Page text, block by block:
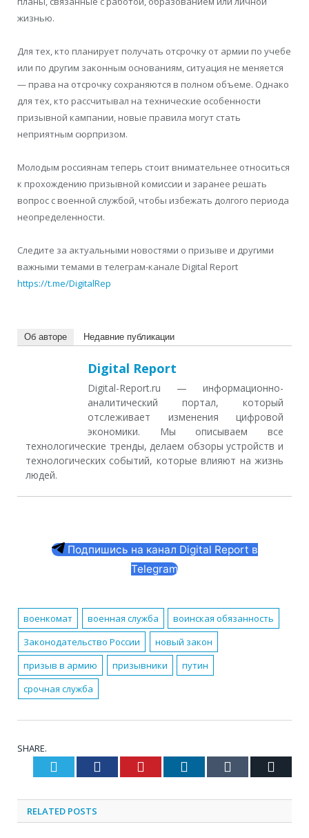
жизнью.
Для тех, кто планирует получать отсрочку от армии по учебе
или по другим законным основаниям, ситуация не меняется
— права на отсрочку сохраняются в полном объеме. Однако
для тех, кто рассчитывал на технические особенности
призывной кампании, новые правила могут стать
неприятным сюрпризом.
Молодым россиянам теперь стоит внимательнее относиться
к прохождению призывной комиссии и заранее решать
вопрос с военной службой, чтобы избежать долгого периода
неопределенности.
Следите за актуальными новостями о призыве и другими
важными темами в телеграм-канале Digital Report
https://t.me/DigitalRep
Об авторе Недавние публикации
Digital Report
Digital-Report.ru — информационно-
аналитический портал, который
отслеживает изменения цифровой
экономики. Мы описываем все
технологические тренды, делаем обзоры устройств и
технологических событий, которые влияют на жизнь
людей.
Подпишись на канал Digital Report в
Telegram
военкомат военная служба
воинская обязанность
Законодательство России
новый закон
призыв в армию
призывники
путин
срочная служба
SHARE.
Twitter Facebook Pinterest LinkedIn Tumblr
RELATED POSTS